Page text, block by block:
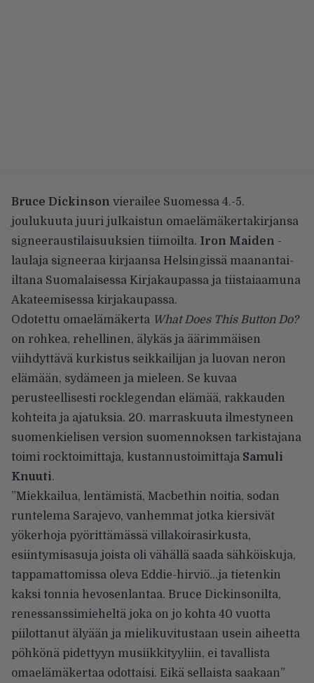
Bruce Dickinson vierailee Suomessa 4.-5.
joulukuuta juuri julkaistun omaelämäkertakirjansa
signeeraustilaisuuksien tiimoilta. Iron Maiden -
laulaja signeeraa kirjaansa Helsingissä maanantai-
iltana Suomalaisessa Kirjakaupassa ja tiistaiaamuna
Akateemisessa kirjakaupassa.
Odotettu omaelämäkerta What Does This Button Do?
on rohkea, rehellinen, älykäs ja äärimmäisen
viihdyttävä kurkistus seikkailijan ja luovan neron
elämään, sydämeen ja mieleen. Se kuvaa
perusteellisesti rocklegendan elämää, rakkauden
kohteita ja ajatuksia. 20. marraskuuta ilmestyneen
suomenkielisen version suomennoksen tarkistajana
toimi rocktoimittaja, kustannustoimittaja Samuli
Knuuti.
”Miekkailua, lentämistä, Macbethin noitia, sodan
runtelema Sarajevo, vanhemmat jotka kiersivät
yökerhoja pyörittämässä villakoirasirkusta,
esiintymisasuja joista oli vähällä saada sähköiskuja,
tappamattomissa oleva Eddie-hirviö…ja tietenkin
kaksi tonnia hevosenlantaa. Bruce Dickinsonilta,
renessanssimieheltä joka on jo kohta 40 vuotta
piilottanut älyään ja mielikuvitustaan usein aiheetta
pöhkönä pidettyyn musiikkityyliin, ei tavallista
omaelämäkertaa odottaisi. Eikä sellaista saakaan”